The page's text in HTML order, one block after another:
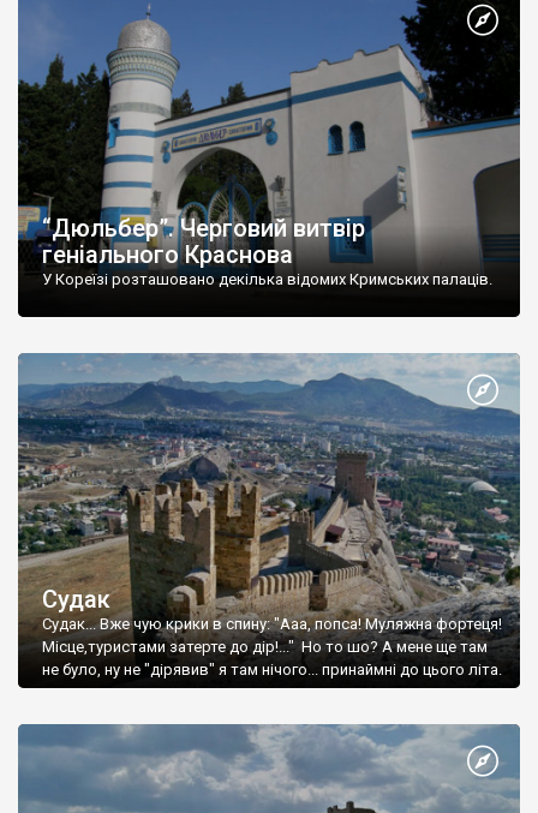
“Дюльбер”. Черговий витвір
геніального Краснова
У Кореїзі розташовано декілька відомих Кримських палаців.
Судак
Судак... Вже чую крики в спину: "Ааа, попса! Муляжна фортеця!
Місце,туристами затерте до дір!..." Но то шо? А мене ще там
не було, ну не "дірявив" я там нічого... принаймні до цього літа.